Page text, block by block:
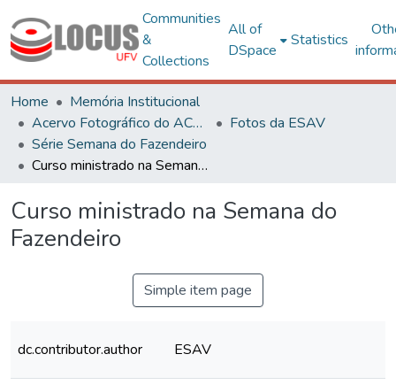
Communities
&
Collections
All of
DSpace
Statistics
Home
Memória Institucional
Acervo Fotográfico do ACH-UFV
Fotos da ESAV
Série Semana do Fazendeiro
Curso ministrado na Semana do Fazendeiro
Curso ministrado na Semana do
Fazendeiro
Simple item page
dc.contributor.author ESAV